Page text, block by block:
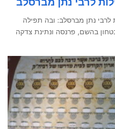
לרבי נתן מברסלב: ובה תפילה
בהשם, פרנסה ונתינת צדקה